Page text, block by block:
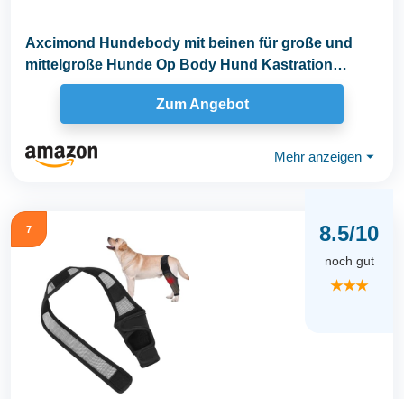
Axcimond Hundebody mit beinen für große und
mittelgroße Hunde Op Body Hund Kastration
Hündin...
Zum Angebot
Mehr anzeigen ⏷
7 8.5/10
noch gut
★★★